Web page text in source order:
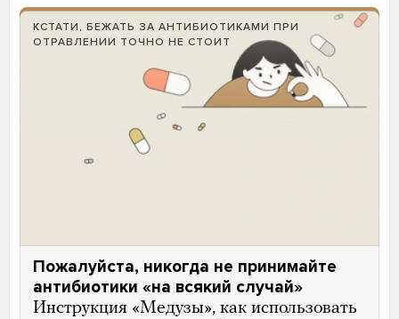
КСТАТИ, БЕЖАТЬ ЗА АНТИБИОТИКАМИ ПРИ
ОТРАВЛЕНИИ ТОЧНО НЕ СТОИТ
Пожалуйста, никогда не принимайте
антибиотики «на всякий случай»
Инструкция «Медузы», как использовать